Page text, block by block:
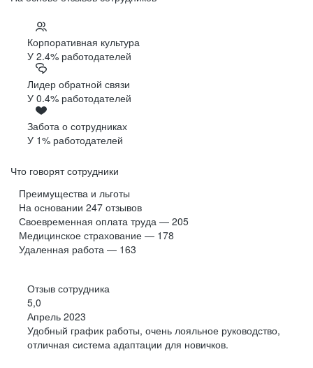
Корпоративная культура
У 2.4% работодателей
Лидер обратной связи
У 0.4% работодателей
Забота о сотрудниках
У 1% работодателей
Что говорят сотрудники
Преимущества и льготы
На основании 247 отзывов
Своевременная оплата труда — 205
Медицинское страхование — 178
Удаленная работа — 163
Отзыв сотрудника
5,0
Апрель 2023
Удобный график работы, очень лояльное руководство,
отличная система адаптации для новичков.